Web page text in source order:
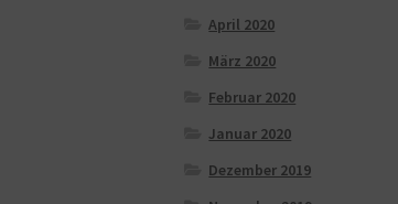
April 2020
März 2020
Februar 2020
Januar 2020
Dezember 2019